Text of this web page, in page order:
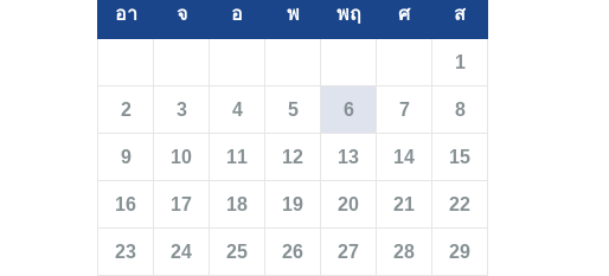
อา จ อ พ พฤ ศ ส
1
2 3 4 5 6 7 8
9 10 11 12 13 14 15
16 17 18 19 20 21 22
23 24 25 26 27 28 29